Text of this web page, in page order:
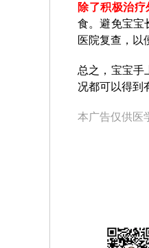
除了积极治疗
食。避免宝宝
医院复查，以
总之，宝宝手
况都可以得到
本广告仅供医